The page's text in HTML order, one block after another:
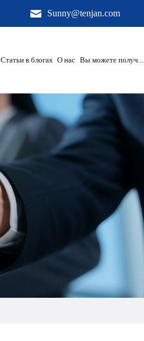
Sunny@tenjan.com
Статьи в блогах О нас Вы можете получ...